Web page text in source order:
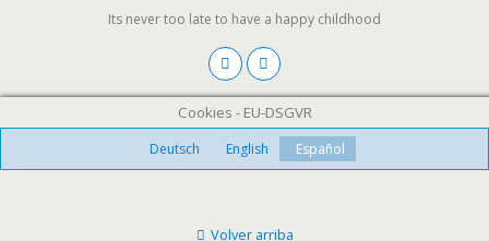
Its never too late to have a happy childhood
Cookies - EU-DSGVR
Deutsch English Español
Volver arriba